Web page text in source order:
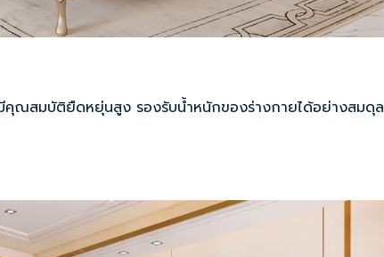
คุณสมบัติยืดหยุ่นสูง รองรับน้ำหนักของร่างกายได้อย่างสมดุล